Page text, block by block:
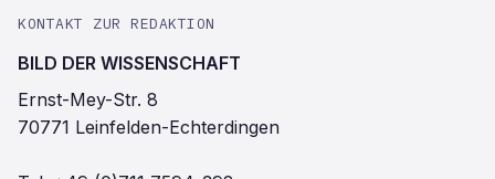
KONTAKT ZUR REDAKTION
BILD DER WISSENSCHAFT
Ernst-Mey-Str. 8
70771 Leinfelden-Echterdingen